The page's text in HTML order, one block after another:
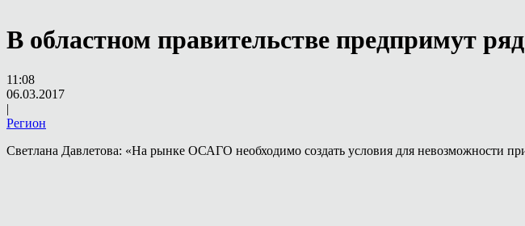
В областном правительстве предпримут
11:08
06.03.2017
|
Регион
Светлана Давлетова: «На рынке ОСАГО необходимо создать условия для невозможности